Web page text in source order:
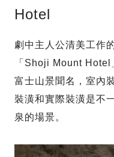
Hotel
劇中主人公清美工作
「Shoji Mount Hotel
富士山景聞名，室內
裝潢和實際裝潢是不
泉的場景。